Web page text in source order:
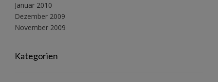
Januar 2010
Dezember 2009
November 2009
Kategorien